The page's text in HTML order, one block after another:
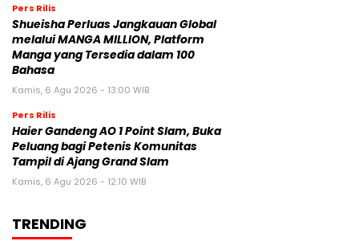
Pers Rilis
Shueisha Perluas Jangkauan Global
melalui MANGA MILLION, Platform
Manga yang Tersedia dalam 100
Bahasa
Kamis, 6 Agu 2026 - 13:00 WIB
Pers Rilis
Haier Gandeng AO 1 Point Slam, Buka
Peluang bagi Petenis Komunitas
Tampil di Ajang Grand Slam
Kamis, 6 Agu 2026 - 12:10 WIB
TRENDING